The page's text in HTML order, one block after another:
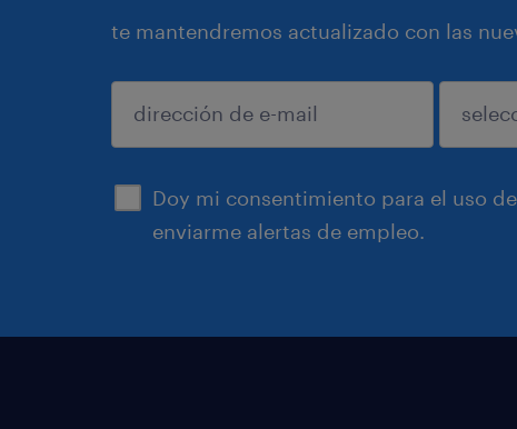
te mantendremos actualizado con las
Doy mi consentimiento para el uso
enviarme alertas de empleo.
enviar